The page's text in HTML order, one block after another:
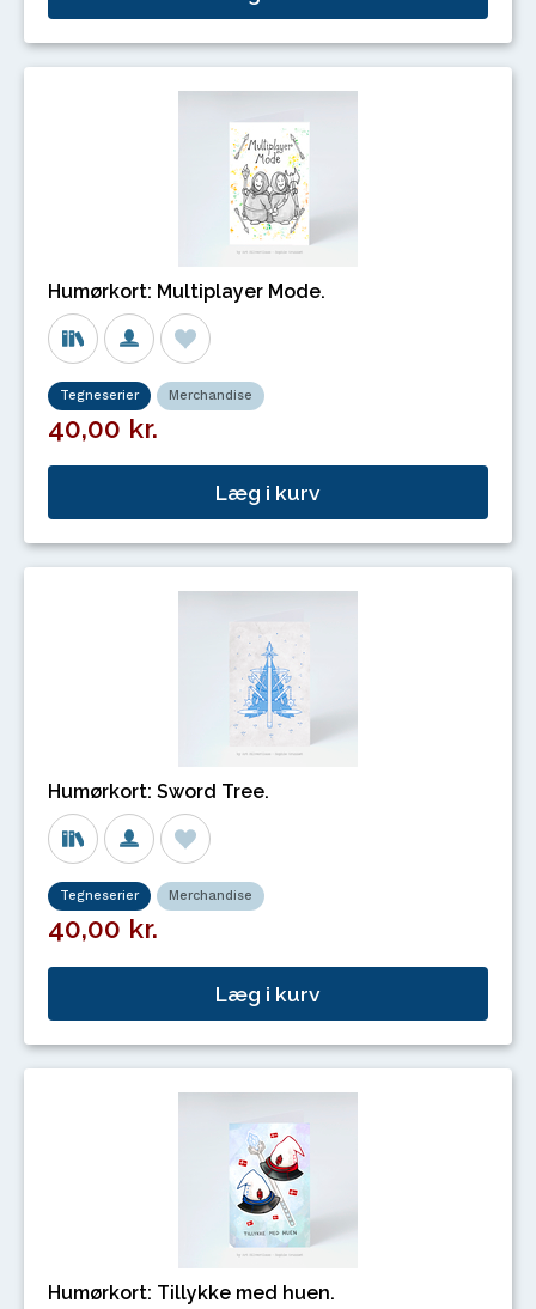
Humørkort: Multiplayer Mode.
Tegneserier Merchandise
40,00 kr.
Læg i kurv
Humørkort: Sword Tree.
Tegneserier Merchandise
40,00 kr.
Læg i kurv
Humørkort: Tillykke med huen.